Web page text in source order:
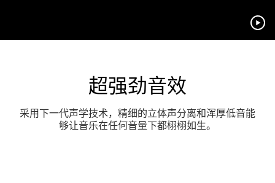
超强劲音效
采用下一代声学技术，精细的立体声分离和浑厚低音能
够让音乐在任何音量下都栩栩如生。